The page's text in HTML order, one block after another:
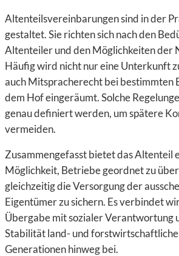
Altenteilsvereinbarungen sind in der
gestaltet. Sie richten sich nach den
Altenteiler und den Möglichkeiten der
Häufig wird nicht nur eine Unterkunft
auch Mitspracherecht bei bestimmten
dem Hof eingeräumt. Solche
genau definiert werden, um spätere
vermeiden.
Zusammengefasst bietet das Altenteil
Möglichkeit, Betriebe geordnet zu
gleichzeitig die Versorgung der
Eigentümer zu sichern. Es verbindet
Übergabe mit sozialer Verantwortung
Stabilität land- und
Generationen hinweg bei.